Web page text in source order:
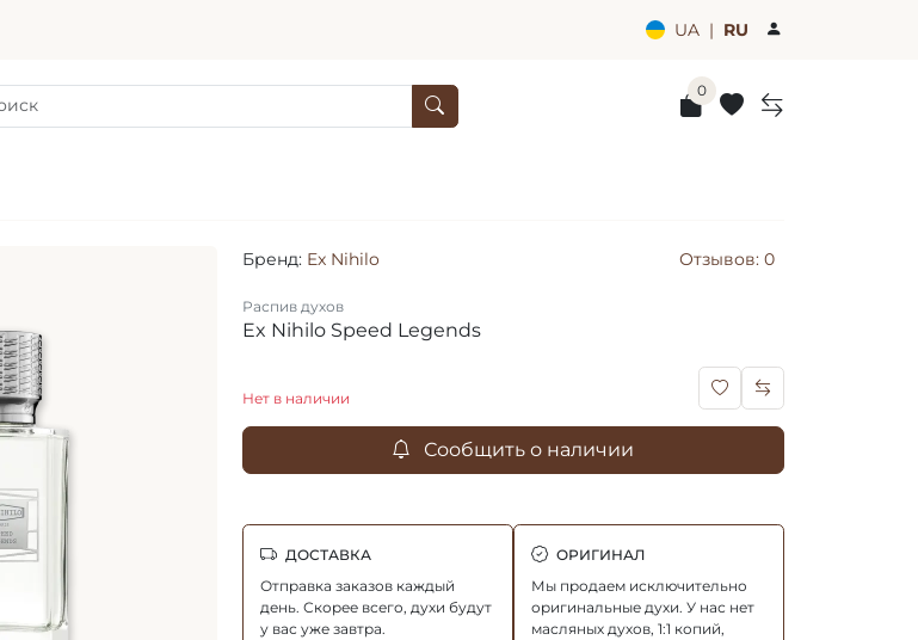
UA | RU
0
Бренд: Ex Nihilo Отзывов: 0
Распив духов
Ex Nihilo Speed Legends
Нет в наличии
Сообщить о наличии
ДОСТАВКА
Отправка заказов каждый
день. Скорее всего, духи будут
у вас уже завтра.
ОРИГИНАЛ
Мы продаем исключительно
оригинальные духи. У нас нет
масляных духов, 1:1 копий,